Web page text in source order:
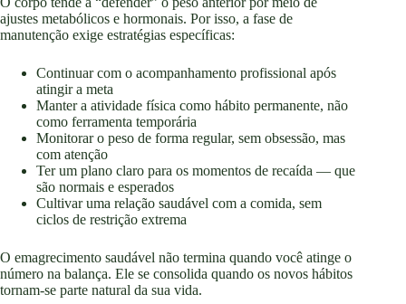
ajustes metabólicos e hormonais. Por isso, a fase de
manutenção exige estratégias específicas:
Continuar com o acompanhamento profissional após
atingir a meta
Manter a atividade física como hábito permanente, não
como ferramenta temporária
Monitorar o peso de forma regular, sem obsessão, mas
com atenção
Ter um plano claro para os momentos de recaída — que
são normais e esperados
Cultivar uma relação saudável com a comida, sem
ciclos de restrição extrema
O emagrecimento saudável não termina quando você atinge o
número na balança. Ele se consolida quando os novos hábitos
tornam-se parte natural da sua vida.